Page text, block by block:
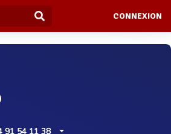
CONNEXION
91 54 11 38